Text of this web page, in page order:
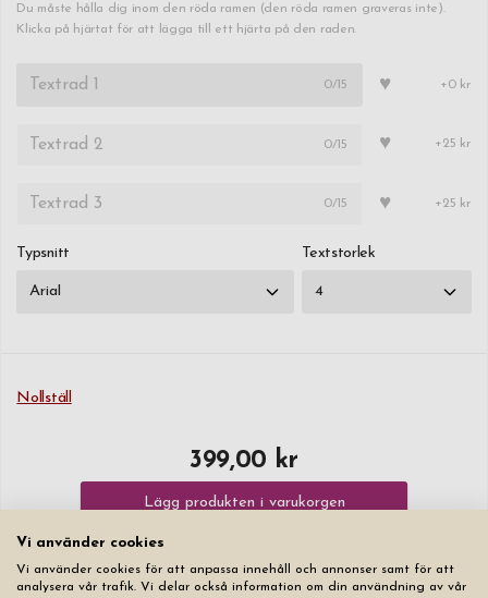
Du måste hålla dig inom den röda ramen (den röda ramen graveras inte).
Klicka på hjärtat för att lägga till ett hjärta på den raden.
0/15 ♥ +0 kr
0/15 ♥ +25 kr
0/15 ♥ +25 kr
Typsnitt Textstorlek
Nollställ
399,00 kr
Lägg produkten i varukorgen
Vi använder cookies
Vi använder cookies för att anpassa innehåll och annonser samt för att
analysera vår trafik. Vi delar också information om din användning av vår